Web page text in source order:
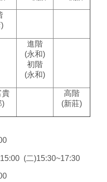
進階
(永和)
初階
(永和)
貴
)
高階
(新莊)
(二)15:30~17:30